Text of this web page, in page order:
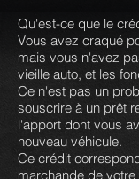
Qu'est-ce que le
Vous avez craqué
mais vous n'avez
vieille auto, et les
Ce n'est pas un
souscrire à un prêt
l'apport dont vous
nouveau véhicule.
Ce crédit
marchande de